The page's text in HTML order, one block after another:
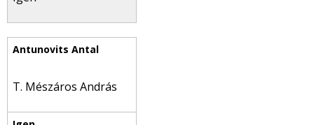
T. Mészáros András